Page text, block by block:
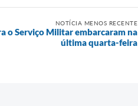
NOTÍCIA MENOS RECENTE
o Serviço Militar embarcaram na
última quarta-feira